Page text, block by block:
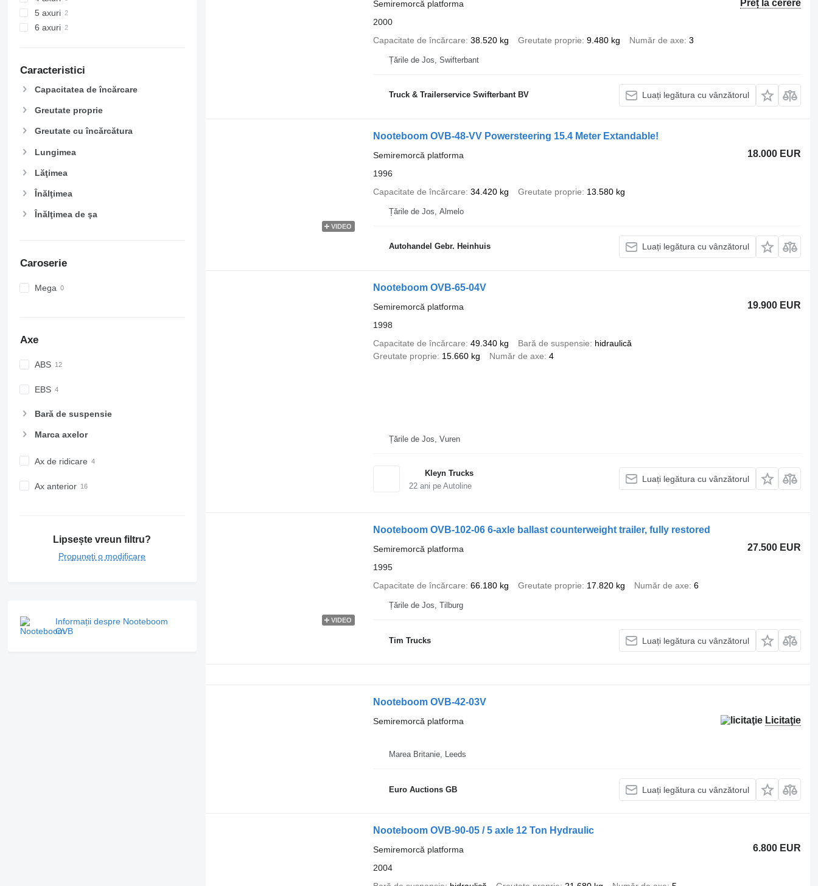
5 axuri
6 axuri
Caracteristici
Capacitatea de încărcare
Greutate proprie
Greutate cu încărcătura
Lungimea
Lăţimea
Înălţimea
Înălţimea de şa
Caroserie
Mega
Axe
ABS
EBS
Bară de suspensie
Marca axelor
Ax de ridicare
Ax anterior
Lipsește vreun filtru?
Propuneți o modificare
Informații despre Nooteboom
OVB
Preț la cerere
Semiremorcă platforma
2000
Capacitate de încărcare 38.520 kg Greutate proprie 9.480 kg Număr de axe 3
Țările de Jos, Swifterbant
Truck & Trailerservice Swifterbant BV Luați legătura cu vânzătorul
VIDEO
Nooteboom OVB-48-VV Powersteering 15.4 Meter Extandable!
18.000 EUR
Semiremorcă platforma
1996
Capacitate de încărcare 34.420 kg Greutate proprie 13.580 kg
Țările de Jos, Almelo
Autohandel Gebr. Heinhuis Luați legătura cu vânzătorul
Nooteboom OVB-65-04V
19.900 EUR
Semiremorcă platforma
1998
Capacitate de încărcare 49.340 kg Bară de suspensie
hidraulică
Greutate proprie
15.660 kg Număr de axe 4
Țările de Jos, Vuren
Kleyn Trucks
22ani pe Autoline
Luați legătura cu vânzătorul
VIDEO
Nooteboom OVB-102-06 6-axle ballast counterweight trailer, fully restored
27.500 EUR
Semiremorcă platforma
1995
Capacitate de încărcare 66.180 kg Greutate proprie 17.820 kg Număr de axe 6
Țările de Jos, Tilburg
Tim Trucks Luați legătura cu vânzătorul
Nooteboom OVB-42-03V
Licitaţie
Semiremorcă platforma
Marea Britanie, Leeds
Euro Auctions GB Luați legătura cu vânzătorul
Nooteboom OVB-90-05 / 5 axle 12 Ton Hydraulic
6.800 EUR
Semiremorcă platforma
2004